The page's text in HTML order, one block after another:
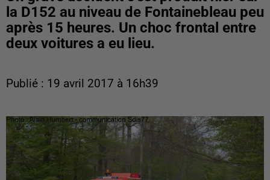
la D152 au niveau de Fontainebleau peu
après 15 heures. Un choc frontal entre
deux voitures a eu lieu.
Publié : 19 avril 2017 à 16h39